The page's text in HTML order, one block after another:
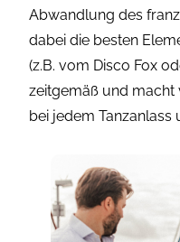
Abwandlung des
dabei die besten
(z.B. vom Disco Fox
zeitgemäß und
bei jedem Tanzanlass